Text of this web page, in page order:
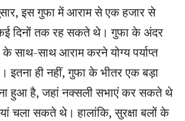
इस गुफा में आराम से एक हजार से
दिनों तक रह सकते थे। गुफा के अंदर
के साथ-साथ आराम करने योग्य पर्याप्त
इतना ही नहीं, गुफा के भीतर एक बड़ा
हुआ है, जहां नक्सली सभाएं कर सकते थे
चला सकते थे। हालांकि, सुरक्षा बलों के